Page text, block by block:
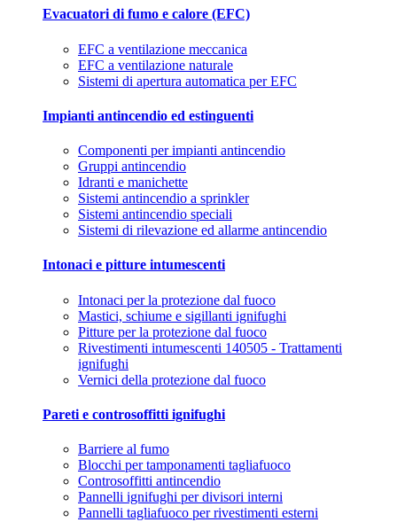
Evacuatori di fumo e calore (EFC)
EFC a ventilazione meccanica
EFC a ventilazione naturale
Sistemi di apertura automatica per EFC
Impianti antincendio ed estinguenti
Componenti per impianti antincendio
Gruppi antincendio
Idranti e manichette
Sistemi antincendio a sprinkler
Sistemi antincendio speciali
Sistemi di rilevazione ed allarme antincendio
Intonaci e pitture intumescenti
Intonaci per la protezione dal fuoco
Mastici, schiume e sigillanti ignifughi
Pitture per la protezione dal fuoco
Rivestimenti intumescenti 140505 - Trattamenti
ignifughi
Vernici della protezione dal fuoco
Pareti e controsoffitti ignifughi
Barriere al fumo
Blocchi per tamponamenti tagliafuoco
Controsoffitti antincendio
Pannelli ignifughi per divisori interni
Pannelli tagliafuoco per rivestimenti esterni